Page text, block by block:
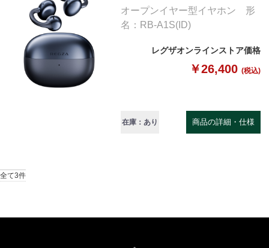
オープンイヤー型イヤホン 形
名：RB-A1S(ID)
レグザオンラインストア価格
￥26,400 (税込)
在庫：あり 商品の詳細・仕様
全て3件